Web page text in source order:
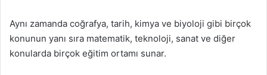
Aynı zamanda coğrafya, tarih, kimya ve biyoloji gibi birçok
konunun yanı sıra matematik, teknoloji, sanat ve diğer
konularda birçok eğitim ortamı sunar.